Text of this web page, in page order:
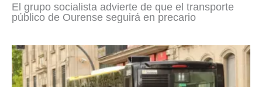
El grupo socialista advierte de que el transporte
público de Ourense seguirá en precario